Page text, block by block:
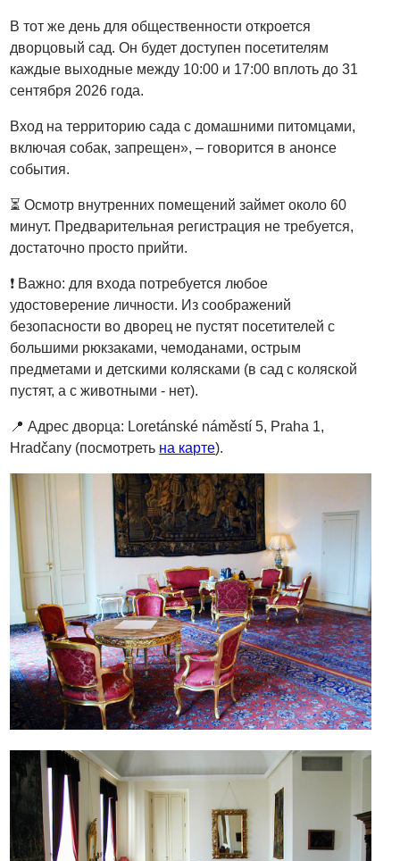
В тот же день для общественности откроется
дворцовый сад. Он будет доступен посетителям
каждые выходные между 10:00 и 17:00 вплоть до 31
сентября 2026 года.
Вход на территорию сада с домашними питомцами,
включая собак, запрещен», – говорится в анонсе
события.
⏳ Осмотр внутренних помещений займет около 60
минут. Предварительная регистрация не требуется,
достаточно просто прийти.
❗️ Важно: для входа потребуется любое
удостоверение личности. Из соображений
безопасности во дворец не пустят посетителей с
большими рюкзаками, чемоданами, острым
предметами и детскими колясками (в сад с коляской
пустят, а с животными - нет).
📍 Адрес дворца: Loretánské náměstí 5, Praha 1,
Hradčany (посмотреть на карте).